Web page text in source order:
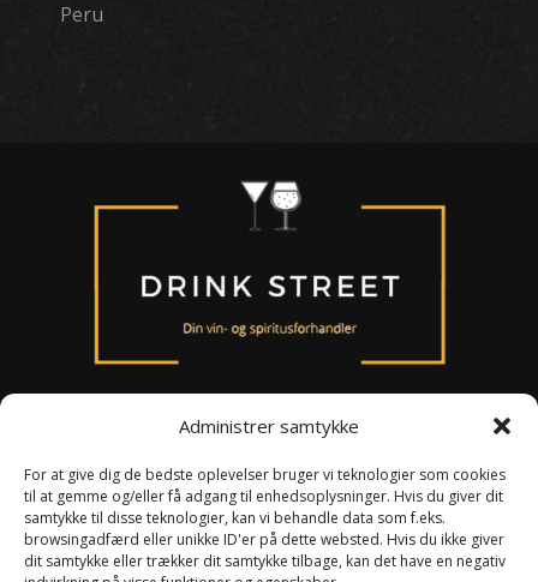
Administrer samtykke
For at give dig de bedste oplevelser bruger vi teknologier som cookies
til at gemme og/eller få adgang til enhedsoplysninger. Hvis du giver dit
samtykke til disse teknologier, kan vi behandle data som f.eks.
browsingadfærd eller unikke ID'er på dette websted. Hvis du ikke giver
dit samtykke eller trækker dit samtykke tilbage, kan det have en negativ
Peru
Om os
Persondataloven
Handelsbetingelser